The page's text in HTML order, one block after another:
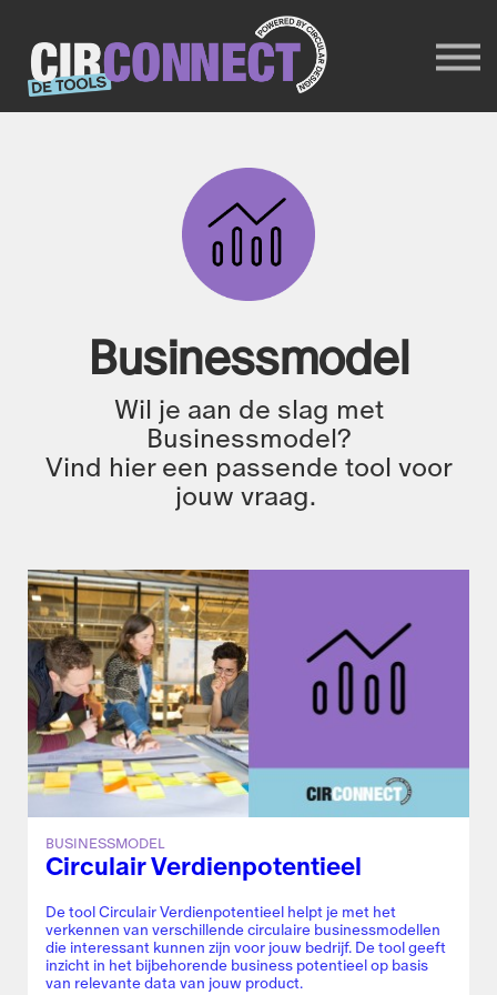
Trainers
Circonnect website
INLOGGEN
Meld je aan
Businessmodel
Wil je aan de slag met
Businessmodel?
Vind hier een passende tool voor
jouw vraag.
BUSINESSMODEL
Circulair Verdienpotentieel
De tool Circulair Verdienpotentieel helpt je met het
verkennen van verschillende circulaire businessmodellen
die interessant kunnen zijn voor jouw bedrijf. De tool geeft
inzicht in het bijbehorende business potentieel op basis
van relevante data van jouw product.